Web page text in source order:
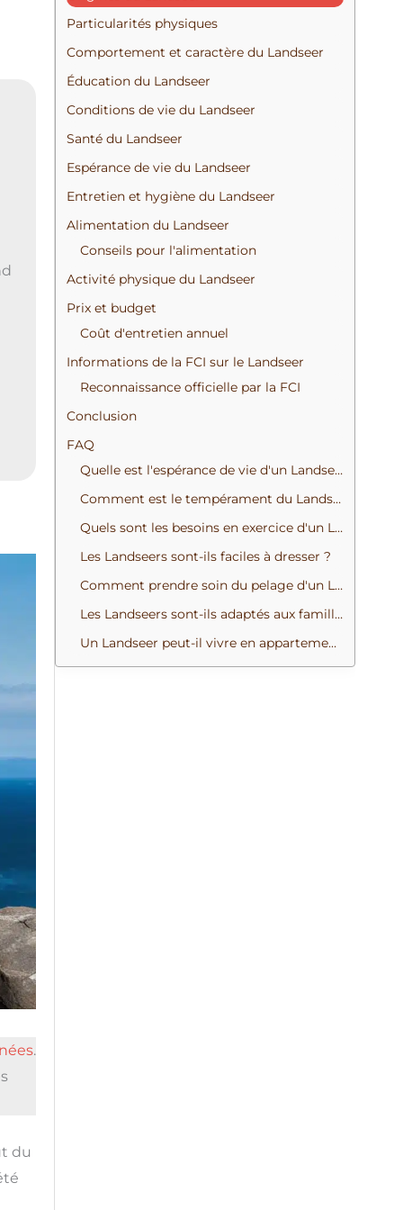
.
du
Particularités physiques
Comportement et caractère du Landseer
Éducation du Landseer
Conditions de vie du Landseer
Santé du Landseer
Espérance de vie du Landseer
Entretien et hygiène du Landseer
Alimentation du Landseer
Conseils pour l'alimentation
Activité physique du Landseer
Prix et budget
Coût d'entretien annuel
Informations de la FCI sur le Landseer
Reconnaissance officielle par la FCI
Conclusion
FAQ
Quelle est l'espérance de vie d'un Landseer ?
Comment est le tempérament du Landseer ?
Quels sont les besoins en exercice d'un Landseer ?
Les Landseers sont-ils faciles à dresser ?
Comment prendre soin du pelage d'un Landseer ?
Les Landseers sont-ils adaptés aux familles avec enfants ?
Un Landseer peut-il vivre en appartement ?